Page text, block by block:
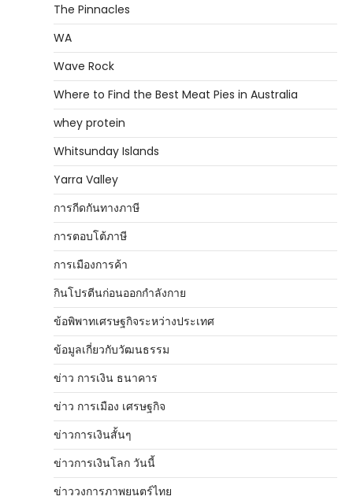
The Pinnacles
WA
Wave Rock
Where to Find the Best Meat Pies in Australia
whey protein
Whitsunday Islands
Yarra Valley
การกีดกันทางภาษี
การตอบโต้ภาษี
การเมืองการค้า
กินโปรตีนก่อนออกกำลังกาย
ข้อพิพาทเศรษฐกิจระหว่างประเทศ
ข้อมูลเกี่ยวกับวัฒนธรรม
ข่าว การเงิน ธนาคาร
ข่าว การเมือง เศรษฐกิจ
ข่าวการเงินสั้นๆ
ข่าวการเงินโลก วันนี้
ข่าววงการภาพยนตร์ไทย